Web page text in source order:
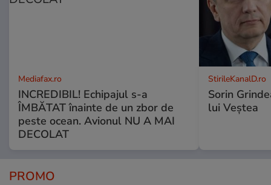
Mediafax.ro
INCREDIBIL! Echipajul s-a
ÎMBĂTAT înainte de un zbor de
peste ocean. Avionul NU A MAI
DECOLAT
StirileKanalD.ro
Sorin
lui Veștea
PROMO